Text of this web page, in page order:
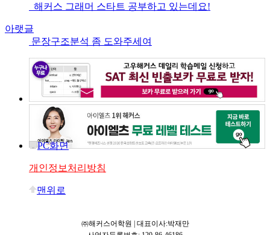
해커스 그래머 스타트 공부하고 있는데요!
아랫글
문장구조분석 좀 도와주세여
PC화면
개인정보처리방침
맨위로
㈜해커스어학원 | 대표이사:박재만